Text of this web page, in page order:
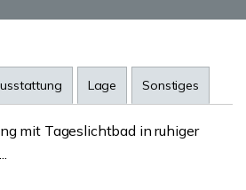
Lage Sonstiges
mit Tageslichtbad in ruhiger